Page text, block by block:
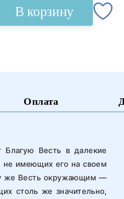
В корзину
Оплата
Благую Весть в далекие
не имеющих его на своем
же Весть окружающим —
столь же значительно,